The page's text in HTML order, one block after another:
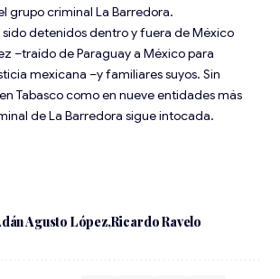
grupo criminal La Barredora.
sido detenidos dentro y fuera de México
–traído de Paraguay a México para
mexicana –y familiares suyos. Sin
Tabasco como en nueve entidades más
de La Barredora sigue intocada.
Agusto López Ricardo Ravelo